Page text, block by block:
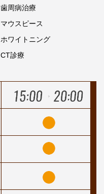
歯周病治療
マウスピース
ホワイトニング
CT診療